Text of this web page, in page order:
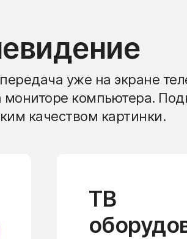
уже на экране
мониторе компьютера.
качеством картинки.
ТВ